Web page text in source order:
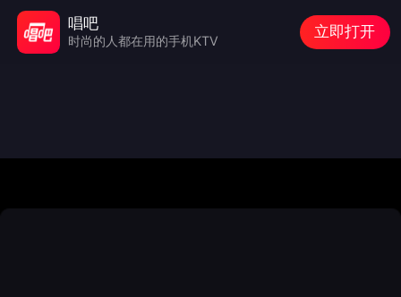
唱吧
时尚的人都在用的手机KTV
立即打开